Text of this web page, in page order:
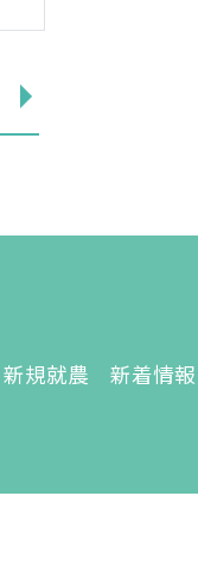
新規就農 新着情報